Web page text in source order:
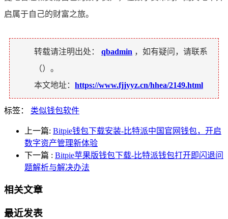
启属于自己的财富之旅。
转载请注明出处： qbadmin ，如有疑问，请联系
（）。
本文地址： https://www.fjjyyz.cn/hhea/2149.html
标签： 类似钱包软件
上一篇: Bitpie钱包下载安装-比特派中国官网钱包，开启
数字资产管理新体验
下一篇 : Bitpie苹果版钱包下载-比特派钱包打开即闪退问
题解析与解决办法
相关文章
最近发表